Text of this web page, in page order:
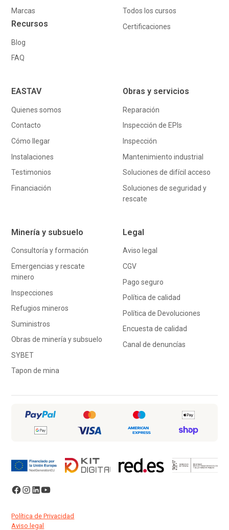
Marcas
Recursos
Blog
FAQ
Todos los cursos
Certificaciones
EASTAV
Quienes somos
Contacto
Cómo llegar
Instalaciones
Testimonios
Financiación
Obras y servicios
Reparación
Inspección de EPIs
Inspección
Mantenimiento industrial
Soluciones de difícil acceso
Soluciones de seguridad y
rescate
Minería y subsuelo
Consultoría y formación
Emergencias y rescate
minero
Inspecciones
Refugios mineros
Suministros
Obras de minería y subsuelo
SYBET
Tapon de mina
Legal
Aviso legal
CGV
Pago seguro
Política de calidad
Política de Devoluciones
Encuesta de calidad
Canal de denuncías
Política de Privacidad
Aviso legal